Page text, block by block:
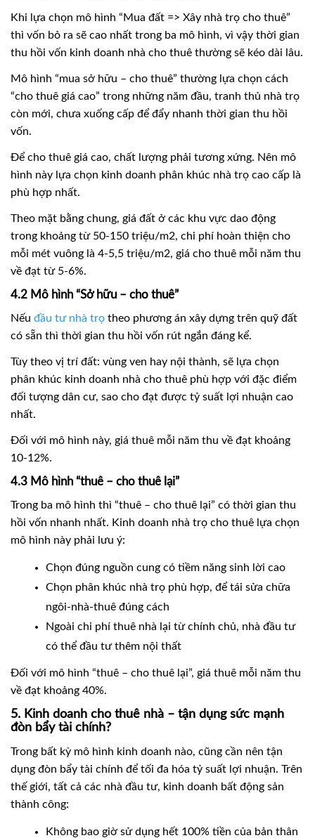
Khi lựa chọn mô hình “Mua đất => Xây nhà trọ cho thuê”
thì vốn bỏ ra sẽ cao nhất trong ba mô hình, vì vậy thời gian
thu hồi vốn kinh doanh nhà cho thuê thường sẽ kéo dài lâu.
Mô hình “mua sở hữu – cho thuê” thường lựa chọn cách
“cho thuê giá cao” trong những năm đầu, tranh thủ nhà trọ
còn mới, chưa xuống cấp để đẩy nhanh thời gian thu hồi
vốn.
Để cho thuê giá cao, chất lượng phải tương xứng. Nên mô
hình này lựa chọn kinh doanh phân khúc nhà trọ cao cấp là
phù hợp nhất.
Theo mặt bằng chung, giá đất ở các khu vực dao động
trong khoảng từ 50-150 triệu/m2, chi phí hoàn thiện cho
mỗi mét vuông là 4-5,5 triệu/m2, giá cho thuê mỗi năm thu
về đạt từ 5-6%.
4.2 Mô hình “Sở hữu – cho thuê”
Nếu đầu tư nhà trọ theo phương án xây dựng trên quỹ đất
có sẵn thì thời gian thu hồi vốn rút ngắn đáng kể.
Tùy theo vị trí đất: vùng ven hay nội thành, sẽ lựa chọn
phân khúc kinh doanh nhà cho thuê phù hợp với đặc điểm
đối tượng dân cư, sao cho đạt được tỷ suất lợi nhuận cao
nhất.
Đối với mô hình này, giá thuê mỗi năm thu về đạt khoảng
10-12%.
4.3 Mô hình “thuê – cho thuê lại”
Trong ba mô hình thì “thuê – cho thuê lại” có thời gian thu
hồi vốn nhanh nhất. Kinh doanh nhà trọ cho thuê lựa chọn
mô hình này phải lưu ý:
Chọn đúng nguồn cung có tiềm năng sinh lời cao
Chọn phân khúc nhà trọ phù hợp, để tái sửa chữa
ngôi-nhà-thuê đúng cách
Ngoài chi phí thuê nhà lại từ chính chủ, nhà đầu tư
có thể đầu tư thêm nội thất
Đối với mô hình “thuê – cho thuê lại”, giá thuê mỗi năm thu
về đạt khoảng 40%.
5. Kinh doanh cho thuê nhà – tận dụng sức mạnh
đòn bẩy tài chính?
Trong bất kỳ mô hình kinh doanh nào, cũng cần nên tận
dụng đòn bẩy tài chính để tối đa hóa tỷ suất lợi nhuận. Trên
thế giới, tất cả các nhà đầu tư, kinh doanh bất động sản
thành công:
Không bao giờ sử dụng hết 100% tiền của bản thân